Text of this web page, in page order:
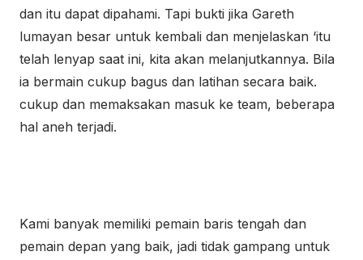
dan itu dapat dipahami. Tapi bukti jika Gareth
lumayan besar untuk kembali dan menjelaskan ‘itu
telah lenyap saat ini, kita akan melanjutkannya. Bila
ia bermain cukup bagus dan latihan secara baik.
cukup dan memaksakan masuk ke team, beberapa
hal aneh terjadi.
Kami banyak memiliki pemain baris tengah dan
pemain depan yang baik, jadi tidak gampang untuk